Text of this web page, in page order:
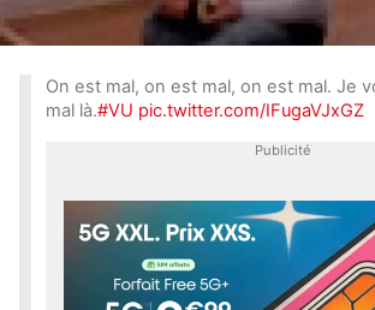
On est mal, on est mal, on est mal. Je
mal là.#VU pic.twitter.com/IFugaVJxGZ
Publicité